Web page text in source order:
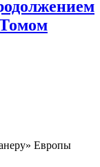
Европы